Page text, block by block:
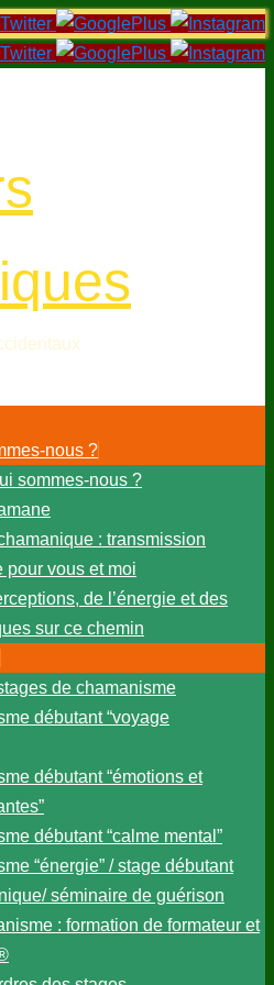
nous ?
sommes-nous ?
: transmission
pour vous et moi
de l’énergie et des
sur ce chemin
de chamanisme
débutant “voyage
débutant “émotions et
débutant “calme mental”
“énergie” / stage débutant
séminaire de guérison
: formation de formateur et